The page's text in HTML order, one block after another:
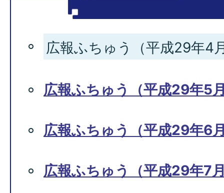
広報ふちゅう（平成29年4
広報ふちゅう（平成29年5
広報ふちゅう（平成29年6
広報ふちゅう（平成29年7